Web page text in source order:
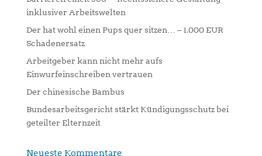
v
e
:
inklusiver Arbeitswelten
Der hat wohl einen Pups quer sitzen… – 1.000 EUR
Schadenersatz
Arbeitgeber kann nicht mehr aufs
Einwurfeinschreiben vertrauen
Der chinesische Bambus
Bundesarbeitsgericht stärkt Kündigungsschutz bei
geteilter Elternzeit
Neueste Kommentare